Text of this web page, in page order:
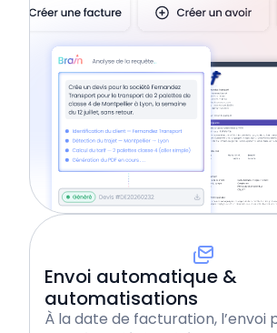
Paiement en 1 clic
Intégrations & automatisations
Application mobile
Envoi automatique &
automatisations
À la date de facturation, l’envoi